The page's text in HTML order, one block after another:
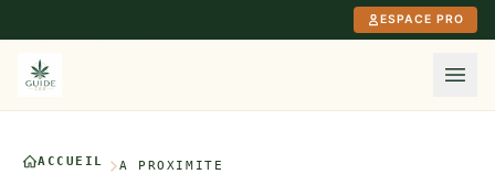
ESPACE PRO
ACCUEIL À PROXIMITÉ